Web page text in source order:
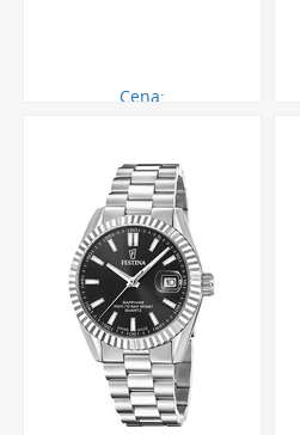
Cena: